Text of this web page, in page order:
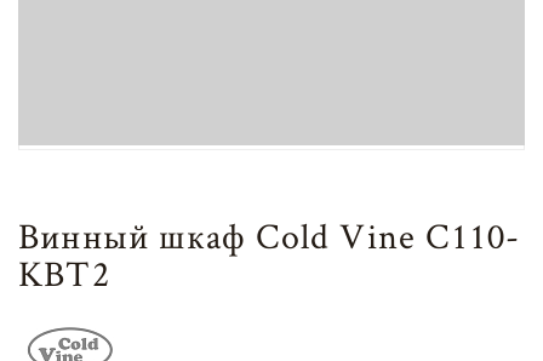
Винный шкаф Cold Vine C110-
KBT2